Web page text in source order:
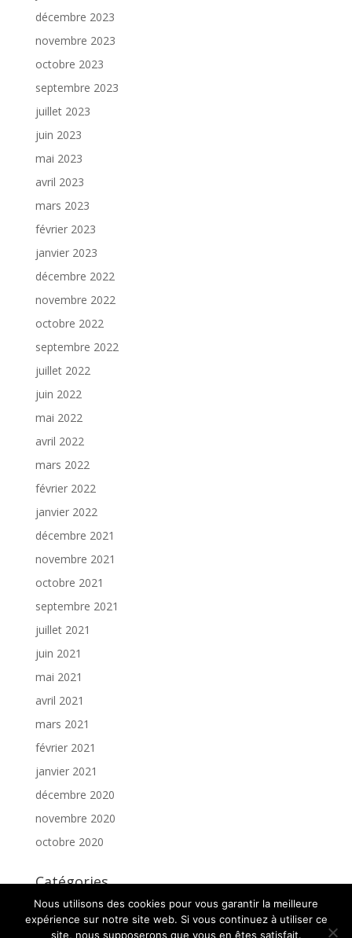
décembre 2023
novembre 2023
octobre 2023
septembre 2023
juillet 2023
juin 2023
mai 2023
avril 2023
mars 2023
février 2023
janvier 2023
décembre 2022
novembre 2022
octobre 2022
septembre 2022
juillet 2022
juin 2022
mai 2022
avril 2022
mars 2022
février 2022
janvier 2022
décembre 2021
novembre 2021
octobre 2021
septembre 2021
juillet 2021
juin 2021
mai 2021
avril 2021
mars 2021
février 2021
janvier 2021
décembre 2020
novembre 2020
octobre 2020
Catégories
Article
Nous utilisons des cookies pour vous garantir la meilleure
expérience sur notre site web. Si vous continuez à utiliser ce
site, nous supposerons que vous en êtes satisfait.